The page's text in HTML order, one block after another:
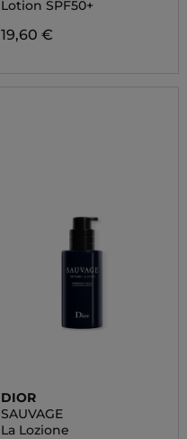
Lotion SPF50+
19,60 €
DIOR
SAUVAGE
La Lozione